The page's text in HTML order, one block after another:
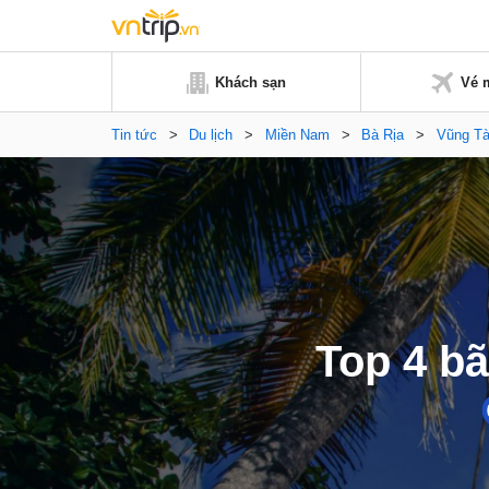
Khách sạn Vé
Tin tức > Du lịch > Miền Nam > Bà Rịa > Vũng
Top 4